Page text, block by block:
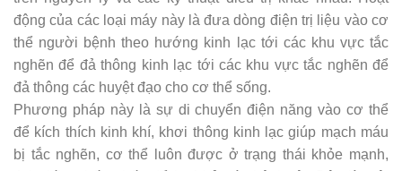
động của các loại máy này là đưa dòng điện trị liệu vào cơ
thể người bệnh theo hướng kinh lạc tới các khu vực tắc
nghẽn để đả thông kinh lạc tới các khu vực tắc nghẽn để
đả thông các huyệt đạo cho cơ thể sống.
Phương pháp này là sự di chuyển điện năng vào cơ thể
để kích thích kinh khí, khơi thông kinh lạc giúp mạch máu
bị tắc nghẽn, cơ thể luôn được ở trạng thái khỏe mạnh,